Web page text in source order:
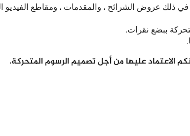
ذلك عروض الشرائح ، والمقدمات ، ومقاطع الفيديو
ببضع نقرات.
الاعتماد عليها من أجل تصميم الرسوم المتحركة.